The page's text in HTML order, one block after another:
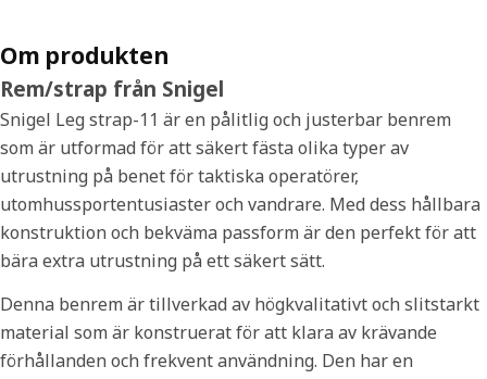
Om produkten
Rem/strap från Snigel
Snigel Leg strap-11 är en pålitlig och justerbar benrem
som är utformad för att säkert fästa olika typer av
utrustning på benet för taktiska operatörer,
utomhussportentusiaster och vandrare. Med dess hållbara
konstruktion och bekväma passform är den perfekt för att
bära extra utrustning på ett säkert sätt.
Denna benrem är tillverkad av högkvalitativt och slitstarkt
material som är konstruerat för att klara av krävande
förhållanden och frekvent användning. Den har en